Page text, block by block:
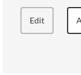
ELLE SPA, Piazza
Edit